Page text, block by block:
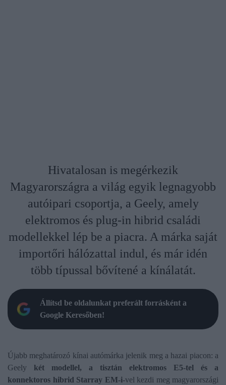
Hivatalosan is megérkezik
Magyarországra a világ egyik legnagyobb
autóipari csoportja, a Geely, amely
elektromos és plug-in hibrid családi
modellekkel lép be a piacra. A márka saját
importőri hálózattal indul, és már idén
több típussal bővítené a kínálatát.
Állítsd be oldalunkat preferált forrásként a
Google Keresőben!
Újabb meghatározó kínai autómárka jelenik meg a hazai piacon: a
Geely két modellel, a tisztán elektromos E5-tel és a
konnektoros hibrid Starray EM-i-vel kezdi meg magyarországi